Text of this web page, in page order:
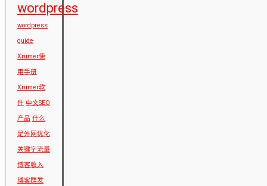
wordpress
wordpress
guide
Xrumer使
用手册
Xrumer软
件 中文SEO
产品 什么
是外网优化
关键字流量
博客收入
博客群发